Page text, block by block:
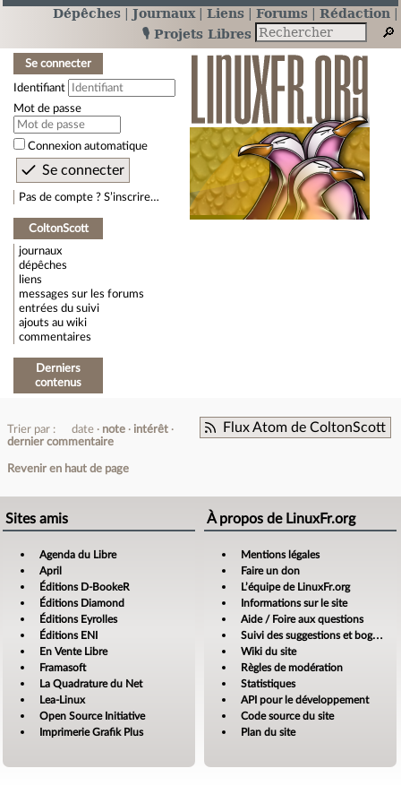
Dépêches Journaux Liens Forums
Rédaction
🎙️ Projets Libres
Se connecter
Identifiant
Mot de passe
Connexion automatique
Pas de compte ? S’inscrire…
ColtonScott
journaux
dépêches
liens
messages sur les forums
entrées du suivi
ajouts au wiki
commentaires
Derniers
contenus
Flux Atom de ColtonScott
Trier par : date note
intérêt
dernier commentaire
Revenir en haut de page
Sites amis
Agenda du Libre
April
Éditions D-BookeR
Éditions Diamond
Éditions Eyrolles
Éditions ENI
En Vente Libre
Framasoft
La Quadrature du Net
Lea-Linux
Open Source Initiative
Imprimerie Grafik Plus
À propos de LinuxFr.org
Mentions légales
Faire un don
L’équipe de LinuxFr.org
Informations sur le site
Aide / Foire aux questions
Suivi des suggestions et bogues
Wiki du site
Règles de modération
Statistiques
API pour le développement
Code source du site
Plan du site